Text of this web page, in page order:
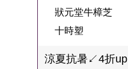
節目聯名商品
推薦
頭
冷藏 | 冷凍食品
李大娘手工水
Astonish英國潔
金健康石墨烯
十時塑
狀元堂牛樟芝
十時塑
涼夏抗暑↙4折up